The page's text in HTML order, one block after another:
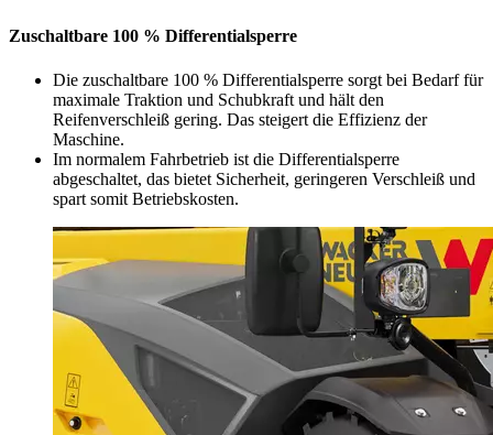
Zuschaltbare 100 % Differentialsperre
Die zuschaltbare 100 % Differentialsperre sorgt bei Bedarf für
maximale Traktion und Schubkraft und hält den
Reifenverschleiß gering. Das steigert die Effizienz der
Maschine.
Im normalem Fahrbetrieb ist die Differentialsperre
abgeschaltet, das bietet Sicherheit, geringeren Verschleiß und
spart somit Betriebskosten.